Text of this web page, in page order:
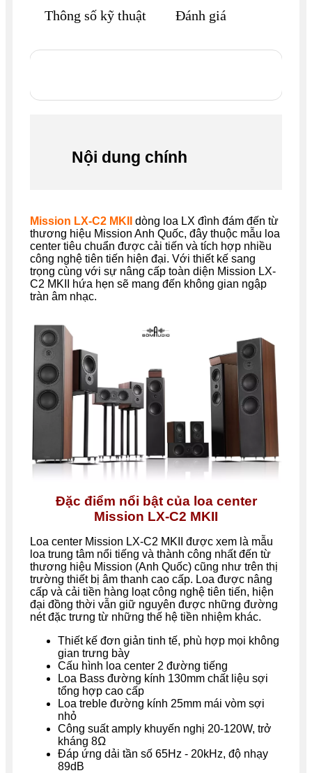
Thông số kỹ thuật Đánh giá
Nội dung chính
Mission LX-C2 MKII
dòng loa LX đình đám đến từ
thương hiệu Mission Anh Quốc, đây thuộc mẫu loa
center tiêu chuẩn được cải tiến và tích hợp nhiều
công nghệ tiên tiến hiện đại. Với thiết kế sang
trọng cùng với sự nâng cấp toàn diện Mission LX-
C2 MKII hứa hẹn sẽ mang đến không gian ngập
tràn âm nhạc.
Đặc điểm nổi bật của loa center
Mission LX-C2 MKII
Loa center Mission LX-C2 MKII được xem là mẫu
loa trung tâm nổi tiếng và thành công nhất đến từ
thương hiệu Mission (Anh Quốc) cũng như trên thị
trường thiết bị âm thanh cao cấp. Loa được nâng
cấp và cải tiền hàng loạt công nghệ tiên tiến, hiện
đại đồng thời vẫn giữ nguyên được những đường
nét đặc trưng từ những thế hệ tiền nhiệm khác.
Thiết kế đơn giản tinh tế, phù hợp mọi không
gian trưng bày
Cấu hình loa center 2 đường tiếng
Loa Bass đường kính 130mm chất liệu sợi
tổng hợp cao cấp
Loa treble đường kính 25mm mái vòm sợi
nhỏ
Công suất amply khuyến nghị 20-120W, trở
kháng 8Ω
Đáp ứng dải tần số 65Hz - 20kHz, độ nhạy
89dB